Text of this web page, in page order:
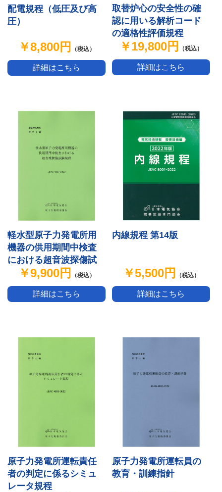
配電規程（低圧及び高
圧）
￥8,800円 （税込）
詳細はこちら
取替炉心の安全性の確
認に用いる解析コード
の適格性評価規程
￥19,800円 （税込）
詳細はこちら
軽水型原子力発電所用
機器の供用期間中検査
における超音波探傷試
験規程
￥9,900円 （税込）
詳細はこちら
内線規程 第14版
￥5,500円 （税込）
詳細はこちら
原子力発電所運転責任
者の判定に係るシミュ
レータ規程
原子力発電所運転員の
教育・訓練指針